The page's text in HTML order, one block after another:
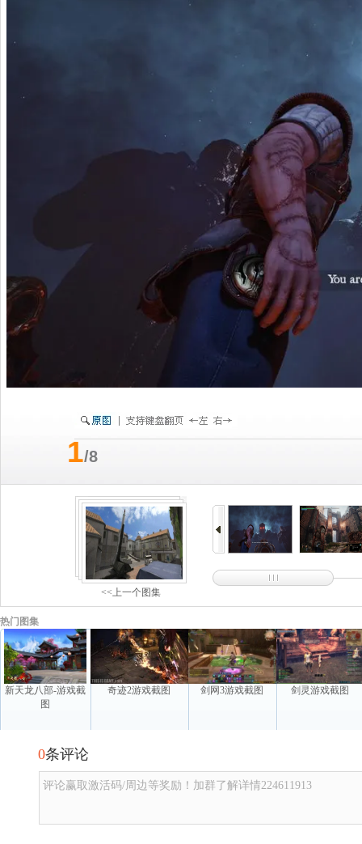
1/8
<<上一个图集
热门图集
新天龙八部-游戏截
图
奇迹2游戏截图 剑网3游戏截图 剑灵游戏截图
0条评论
评论赢取激活码/周边等奖励！加群了解详情224611913